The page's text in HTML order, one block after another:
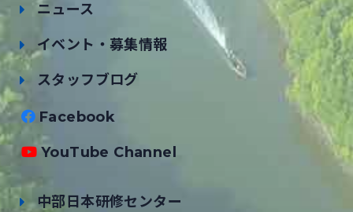
ニュース
イベント・募集情報
スタッフブログ
Facebook
YouTube Channel
中部日本研修センター